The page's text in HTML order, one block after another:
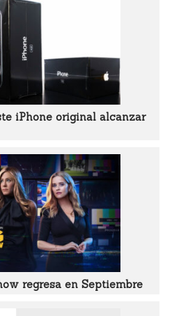
iPhone original alcanzar
regresa en Septiembre